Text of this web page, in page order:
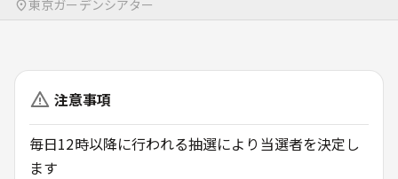
東京ガーデンシアター
注意事項
毎日12時以降に行われる抽選により当選者を決定し
ます